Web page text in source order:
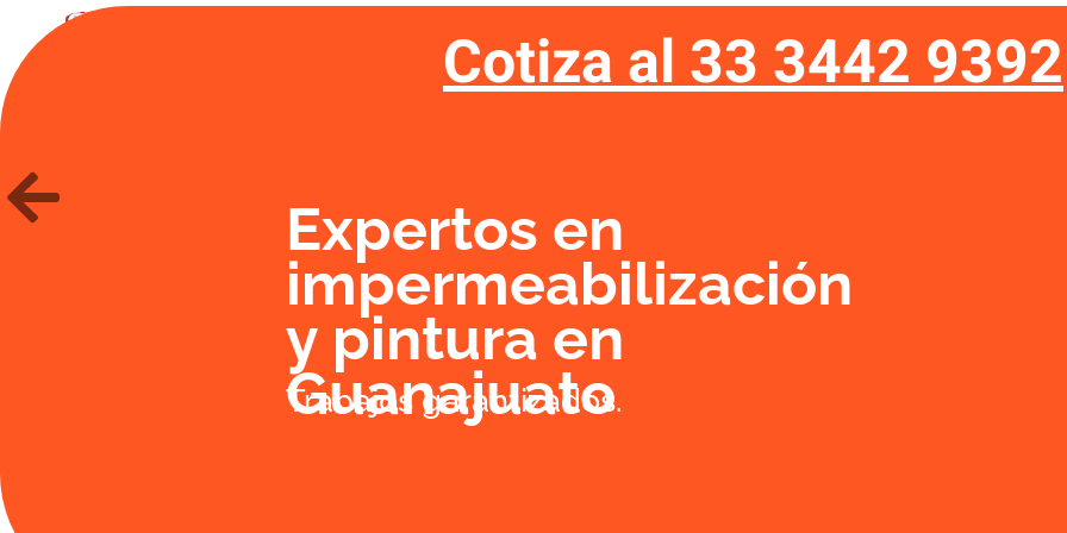
SUCURSALES SERVICIOS GALERÍA IMPERMEABILIZANTE
Cotiza al 33 3442 9392
Expertos en
impermeabilización
y pintura en
Guanajuato
Trabajos garantizados.